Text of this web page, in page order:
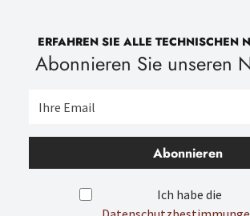
ERFAHREN SIE ALLE TECHNISCHEN
Abonnieren Sie unseren
Abonnieren
Ich habe die